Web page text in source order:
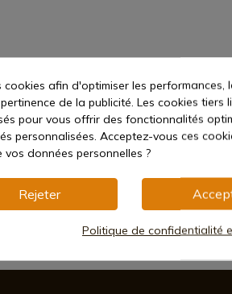
de paiement sécurisées
afin d'optimiser les performances,
de la publicité. Les cookies tiers
pour vous offrir des fonctionnalités
personnalisées. Acceptez-vous ces
données personnelles ?
Rejeter
Politique de confidentialité